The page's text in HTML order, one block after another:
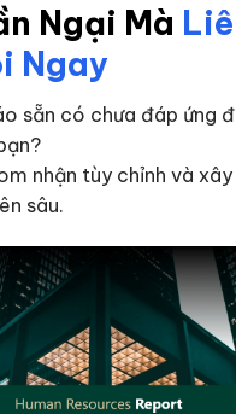
Ngại Mà
Ngay
sẵn có chưa đáp ứng
nhận tùy chỉnh và xây
sâu.